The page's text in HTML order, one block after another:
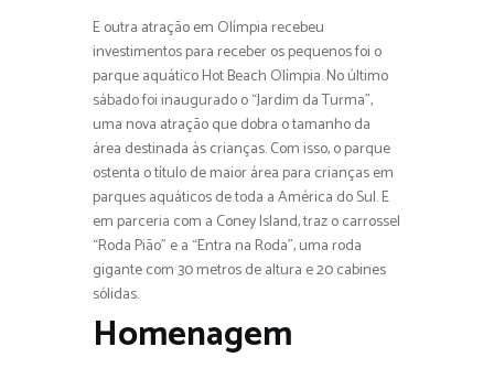
E outra atração em Olímpia recebeu
investimentos para receber os pequenos foi o
parque aquático Hot Beach Olímpia. No último
sábado foi inaugurado o “Jardim da Turma”,
uma nova atração que dobra o tamanho da
área destinada às crianças. Com isso, o parque
ostenta o título de maior área para crianças em
parques aquáticos de toda a América do Sul. E
em parceria com a Coney Island, traz o carrossel
“Roda Pião” e a “Entra na Roda”, uma roda
gigante com 30 metros de altura e 20 cabines
sólidas.
Homenagem